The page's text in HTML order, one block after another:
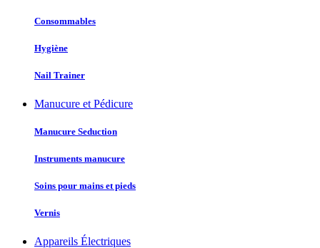
Consommables
Hygiène
Nail Trainer
Manucure et Pédicure
Manucure Seduction
Instruments manucure
Soins pour mains et pieds
Vernis
Appareils Électriques